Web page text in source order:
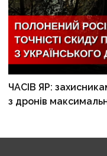
ЧАСІВ ЯР:
з дронів